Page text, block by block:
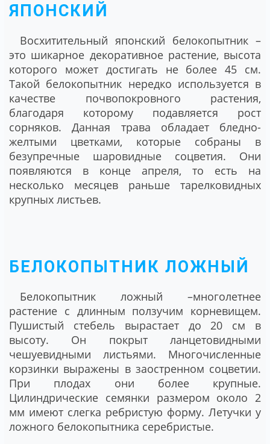
ЯПОНСКИЙ
Восхитительный японский белокопытник –
это шикарное декоративное растение, высота
которого может достигать не более 45 см.
Такой белокопытник нередко используется в
качестве почвопокровного растения,
благодаря которому подавляется рост
сорняков. Данная трава обладает бледно-
желтыми цветками, которые собраны в
безупречные шаровидные соцветия. Они
появляются в конце апреля, то есть на
несколько месяцев раньше тарелковидных
крупных листьев.
БЕЛОКОПЫТНИК ЛОЖНЫЙ
Белокопытник ложный –многолетнее
растение с длинным ползучим корневищем.
Пушистый стебель вырастает до 20 см в
высоту. Он покрыт ланцетовидными
чешуевидными листьями. Многочисленные
корзинки выражены в заостренном соцветии.
При плодах они более крупные.
Цилиндрические семянки размером около 2
мм имеют слегка ребристую форму. Летучки у
ложного белокопытника серебристые.